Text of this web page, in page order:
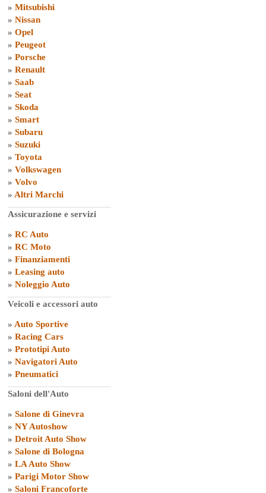
» Mitsubishi
» Nissan
» Opel
» Peugeot
» Porsche
» Renault
» Saab
» Seat
» Skoda
» Smart
» Subaru
» Suzuki
» Toyota
» Volkswagen
» Volvo
» Altri Marchi
Assicurazione e servizi
» RC Auto
» RC Moto
» Finanziamenti
» Leasing auto
» Noleggio Auto
Veicoli e accessori auto
» Auto Sportive
» Racing Cars
» Prototipi Auto
» Navigatori Auto
» Pneumatici
Saloni dell'Auto
» Salone di Ginevra
» NY Autoshow
» Detroit Auto Show
» Salone di Bologna
» LA Auto Show
» Parigi Motor Show
» Saloni Francoforte